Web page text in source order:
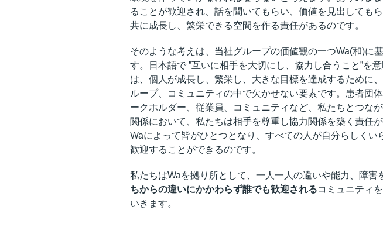
ることが歓迎され、話を聞いてもらい、価値を見出してもら
共に成長し、繁栄できる空間を作る責任があるのです。
そのような考えは、当社グループの価値観の一つWa(和)に
す。日本語で ”互いに相手を大切にし、協力し合うこと”を
は、個人が成長し、繁栄し、大きな目標を達成するために
ループ、コミュニティの中で欠かせない要素です。患者団
ークホルダー、従業員、コミュニティなど、私たちとつな
関係において、私たちは相手を尊重し協力関係を築く責任が
Waによって皆がひとつとなり、すべての人が自分らしくい
歓迎することができるのです。
私たちはWaを拠り所として、一人一人の違いや能力、障害
ちからの違いにかかわらず誰でも歓迎されるコミュニティ
いきます。